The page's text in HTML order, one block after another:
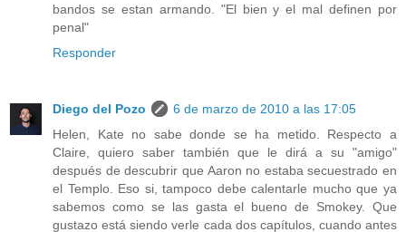
bandos se estan armando. "El bien y el mal definen por
penal"
Responder
Diego del Pozo
6 de marzo de 2010 a las 17:05
Helen, Kate no sabe donde se ha metido. Respecto a
Claire, quiero saber también que le dirá a su "amigo"
después de descubrir que Aaron no estaba secuestrado en
el Templo. Eso si, tampoco debe calentarle mucho que ya
sabemos como se las gasta el bueno de Smokey. Que
gustazo está siendo verle cada dos capítulos, cuando antes